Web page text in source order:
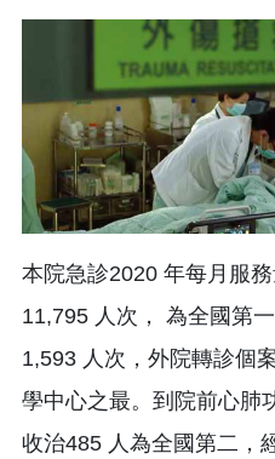
本院急診2020 年每月服
11,795 人次， 為全國第
1,593 人次，外院轉診個
學中心之最。到院前心肺
收治485 人為全國第二，